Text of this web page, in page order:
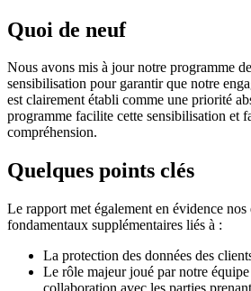
Quoi de neuf
Nous avons mis à jour notre programme
sensibilisation pour garantir que notre
est clairement établi comme une priorité
programme facilite cette sensibilisation et
compréhension.
Quelques points clés
Le rapport met également en évidence nos
fondamentaux supplémentaires liés à :
La protection des données des
Le rôle majeur joué par notre